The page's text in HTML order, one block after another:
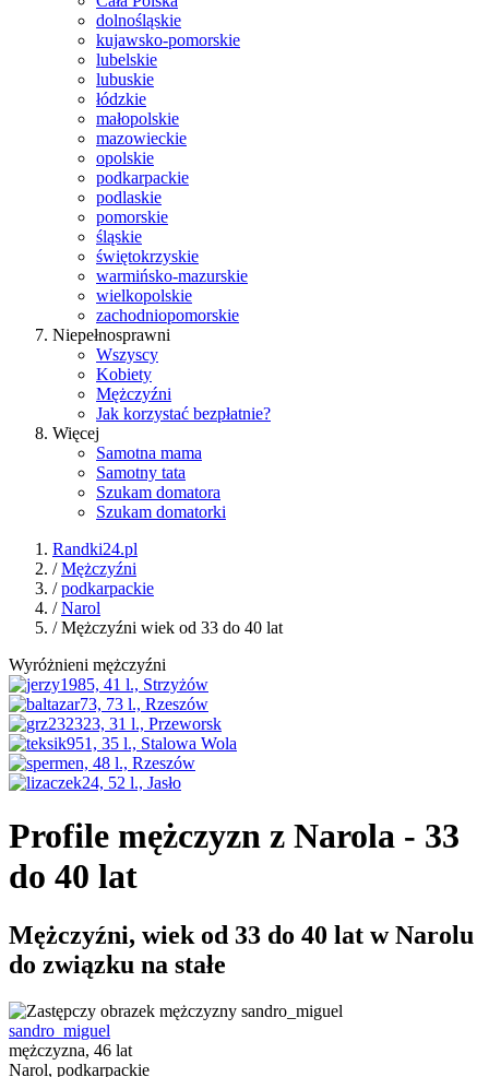
dolnośląskie
kujawsko-pomorskie
lubelskie
lubuskie
łódzkie
małopolskie
mazowieckie
opolskie
podkarpackie
podlaskie
pomorskie
śląskie
świętokrzyskie
warmińsko-mazurskie
wielkopolskie
zachodniopomorskie
Niepełnosprawni
Wszyscy
Kobiety
Mężczyźni
Jak korzystać bezpłatnie?
Więcej
Samotna mama
Samotny tata
Szukam domatora
Szukam domatorki
Randki24.pl
/Mężczyźni
/podkarpackie
/Narol
/ Mężczyźni wiek od 33 do 40 lat
Wyróżnieni mężczyźni
Profile mężczyzn z Narola - 33
do 40 lat
Mężczyźni, wiek od 33 do 40 lat w Narolu
do związku na stałe
sandro_miguel
mężczyzna, 46 lat
Narol, podkarpackie